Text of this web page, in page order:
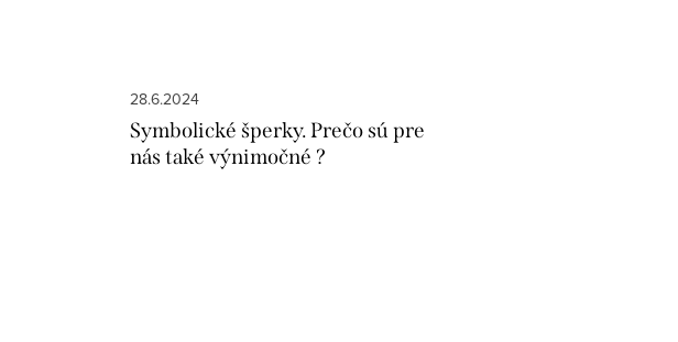
Symbolické šperky. Prečo sú pre
nás také výnimočné ?
28.6.2024